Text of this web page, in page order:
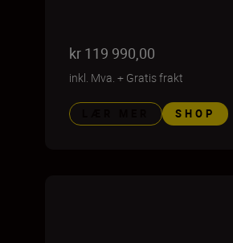
kr 119 990,00
inkl. Mva. + Gratis frakt
SHOP